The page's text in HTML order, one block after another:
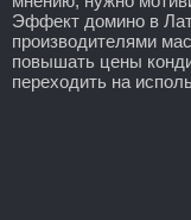
Эффект домино в
производителями
повышать цены
переходить на